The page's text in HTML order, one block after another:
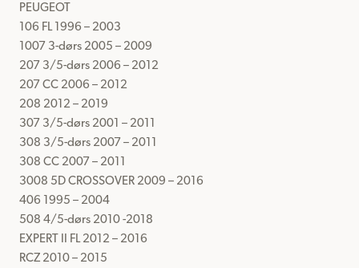
PEUGEOT
106 FL 1996 – 2003
1007 3-dørs 2005 – 2009
207 3/5-dørs 2006 – 2012
207 CC 2006 – 2012
208 2012 – 2019
307 3/5-dørs 2001 – 2011
308 3/5-dørs 2007 – 2011
308 CC 2007 – 2011
3008 5D CROSSOVER 2009 – 2016
406 1995 – 2004
508 4/5-dørs 2010 -2018
EXPERT II FL 2012 – 2016
RCZ 2010 – 2015